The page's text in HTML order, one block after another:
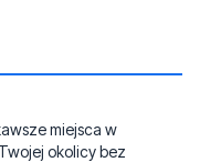
miejsca w
okolicy bez